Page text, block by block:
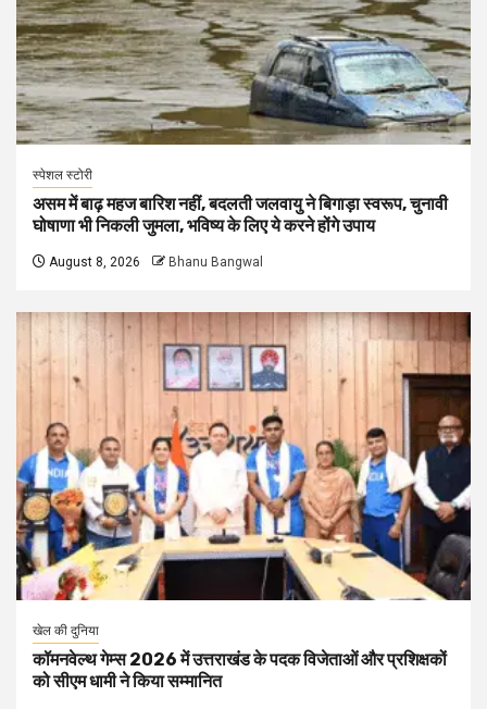
स्पेशल स्टोरी
असम में बाढ़ महज बारिश नहीं, बदलती जलवायु ने बिगाड़ा स्वरूप, चुनावी
घोषाणा भी निकली जुमला, भविष्य के लिए ये करने होंगे उपाय
August 8, 2026 Bhanu Bangwal
खेल की दुनिया
कॉमनवेल्थ गेम्स 2026 में उत्तराखंड के पदक विजेताओं और प्रशिक्षकों
को सीएम धामी ने किया सम्मानित